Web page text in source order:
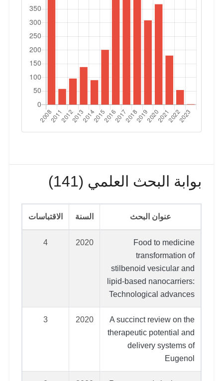
بوابة البحث العلمي (141)
عنوان البحث السنة الاقتباسات
Food to medicine
transformation of
stilbenoid vesicular and
lipid-based nanocarriers:
Technological advances
2020
4
A succinct review on the
therapeutic potential and
delivery systems of
Eugenol
2020
3